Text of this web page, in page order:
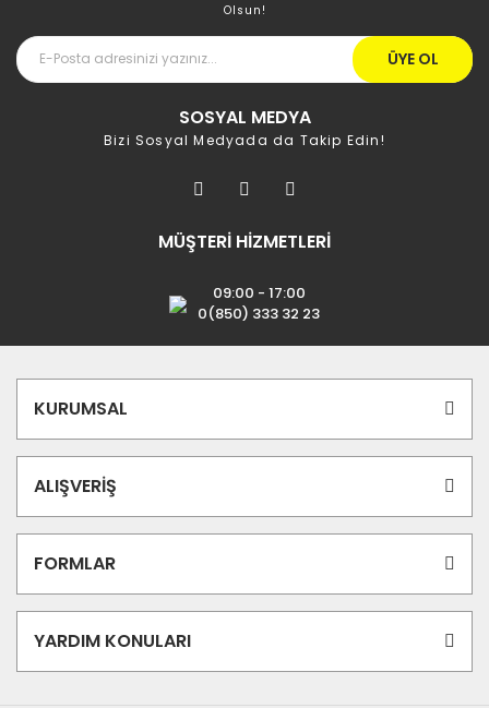
Olsun!
ÜYE OL
SOSYAL MEDYA
Bizi Sosyal Medyada da Takip Edin!
MÜŞTERİ HİZMETLERİ
09:00 - 17:00
0(850) 333 32 23
KURUMSAL
ALIŞVERİŞ
FORMLAR
YARDIM KONULARI